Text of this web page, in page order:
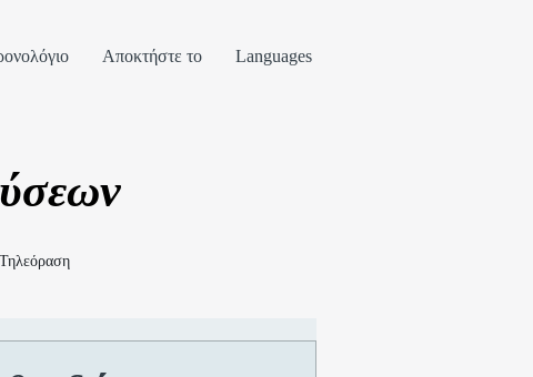
Αποκτήστε το Languages
Τηλεόραση